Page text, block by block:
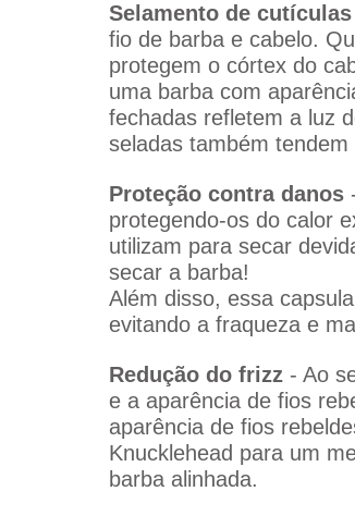
Selamento de cutículas
fio de barba e cabelo.
protegem o córtex do
uma barba com
fechadas refletem a luz
seladas também
Proteção contra danos
protegendo-os do calor
utilizam para secar
secar a barba!
Além disso, essa
evitando a fraqueza e
Redução do frizz - Ao
e a aparência de fios
aparência de fios
Knucklehead para um
barba alinhada.